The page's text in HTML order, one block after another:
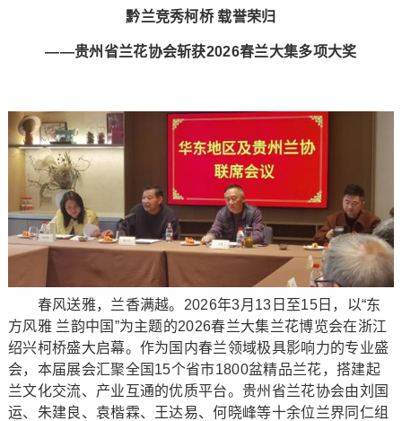
黔兰竞秀柯桥 载誉荣归
——贵州省兰花协会斩获2026春兰大集多项大奖
春风送雅，兰香满越。2026年3月13日至15日，以“东
方风雅 兰韵中国”为主题的2026春兰大集兰花博览会在浙江
绍兴柯桥盛大启幕。作为国内春兰领域极具影响力的专业盛
会，本届展会汇聚全国15个省市1800盆精品兰花，搭建起
兰文化交流、产业互通的优质平台。贵州省兰花协会由刘国
运、朱建良、袁楷霖、王达易、何晓峰等十余位兰界同仁组